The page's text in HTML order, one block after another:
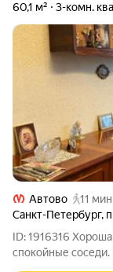
60,1 м² 3-комн.
Автово
11
Санкт-Петербург,
ID: 1916316
спокойные